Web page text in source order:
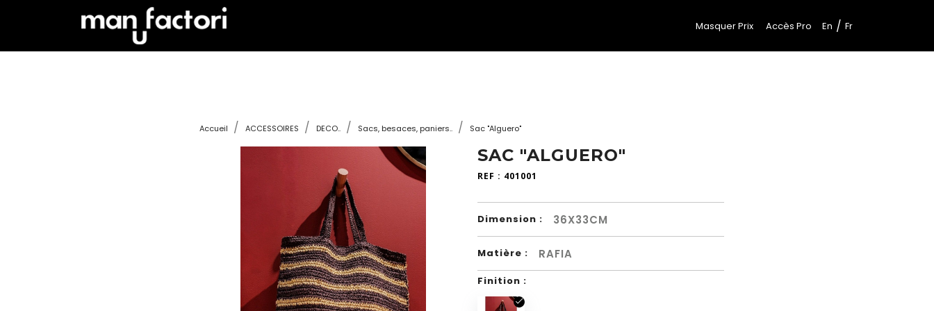
Masquer Prix Accès Pro En / Fr
Accueil ACCESSOIRES DECO.. Sacs, besaces, paniers.. Sac "Alguero"
SAC "ALGUERO"
REF : 401001
Dimension : 36X33CM
Matière : RAFIA
Finition :